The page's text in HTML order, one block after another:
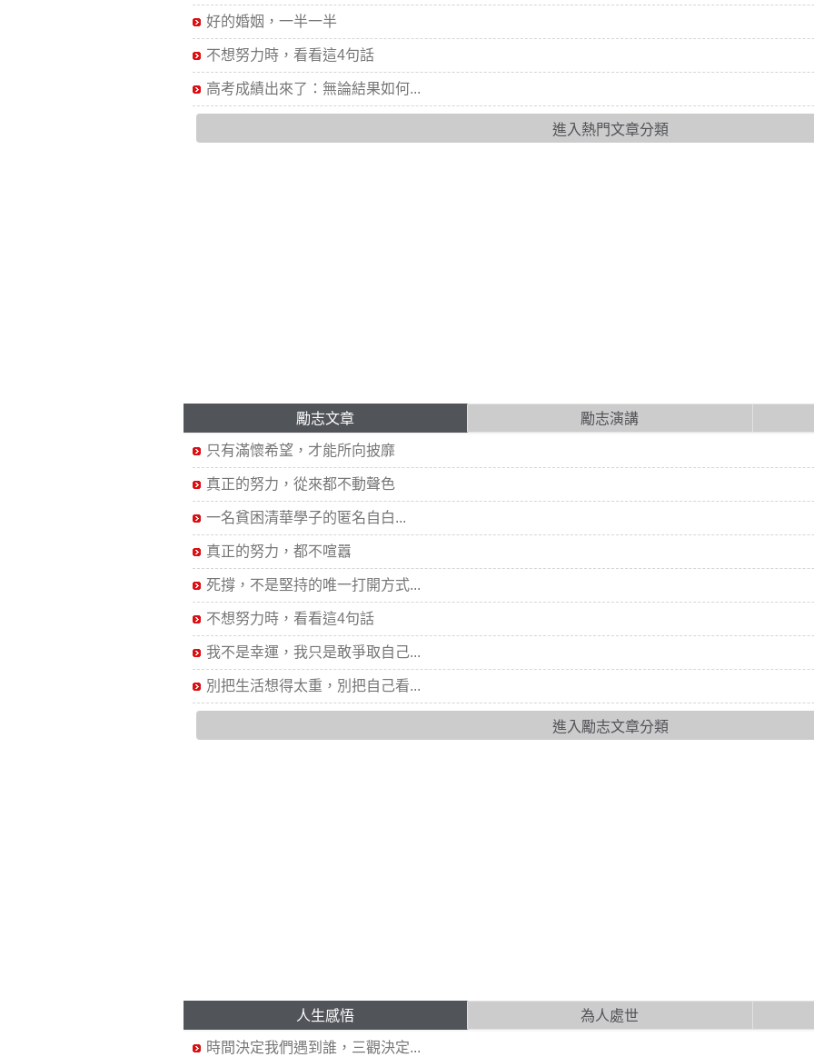
好的婚姻，一半一半
不想努力時，看看這4句話
高考成績出來了：無論結果如何...
進入熱門文章分類
勵志文章 勵志演講
只有滿懷希望，才能所向披靡
真正的努力，從來都不動聲色
一名貧困清華學子的匿名自白...
真正的努力，都不喧囂
死撐，不是堅持的唯一打開方式...
不想努力時，看看這4句話
我不是幸運，我只是敢爭取自己...
別把生活想得太重，別把自己看...
進入勵志文章分類
人生感悟 為人處世
時間決定我們遇到誰，三觀決定...